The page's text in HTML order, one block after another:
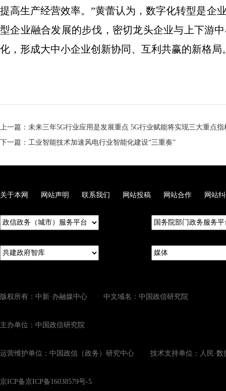
提高生产经营效率。”黄蕾认为，数字化转型是企
型企业融合发展的步伐，密切龙头企业与上下游
化，形成大中小企业创新协同、互利共赢的新格局
上一篇：未来三年5G行业应用是发展重点 5G行业赋能将实现三大重点指
下一篇：工业智能技术加速风电行业智能化建设“三重奏”
关于本网 网站声明 联系我们 网站投稿 网站合作 网站
版权所有：中新·办融媒中心 中文域名：中国政信研究院
主办单位：中国政信研究院
运营维护单位：中国政信（政务）研究中心 技术支持单位：人民·数
京ICP备京ICP备16038579号-5